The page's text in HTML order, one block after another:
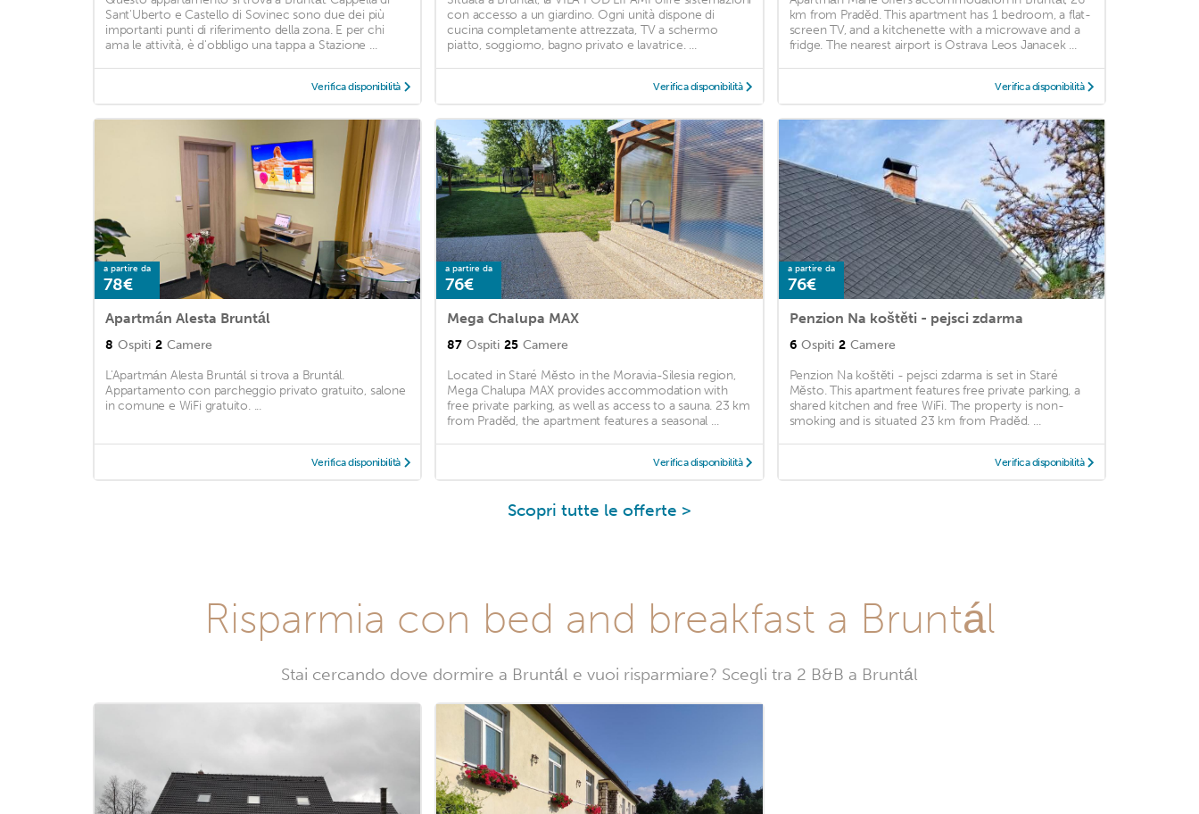
Sant'Uberto e Castello di Sovinec sono due dei più
importanti punti di riferimento della zona. E per chi
ama le attività, è d'obbligo una tappa a Stazione ...
Verifica disponibilità
con accesso a un giardino. Ogni unità dispone di
cucina completamente attrezzata, TV a schermo
piatto, soggiorno, bagno privato e lavatrice. ...
Verifica disponibilità
km from Praděd. This apartment has 1 bedroom, a flat-
screen TV, and a kitchenette with a microwave and a
fridge. The nearest airport is Ostrava Leos Janacek ...
Verifica disponibilità
a partire da
78€
Apartmán Alesta Bruntál
8 Ospiti 2 Camere
L'Apartmán Alesta Bruntál si trova a Bruntál.
Appartamento con parcheggio privato gratuito, salone
in comune e WiFi gratuito. ...
Verifica disponibilità
a partire da
76€
Mega Chalupa MAX
87 Ospiti 25 Camere
Located in Staré Město in the Moravia-Silesia region,
Mega Chalupa MAX provides accommodation with
free private parking, as well as access to a sauna. 23 km
from Praděd, the apartment features a seasonal ...
Verifica disponibilità
a partire da
76€
Penzion Na koštěti - pejsci zdarma
6 Ospiti 2 Camere
Penzion Na koštěti - pejsci zdarma is set in Staré
Město. This apartment features free private parking, a
shared kitchen and free WiFi. The property is non-
smoking and is situated 23 km from Praděd. ...
Verifica disponibilità
Scopri tutte le offerte >
Risparmia con bed and breakfast a Bruntál
Stai cercando dove dormire a Bruntál e vuoi risparmiare? Scegli tra 2 B&B a Bruntál